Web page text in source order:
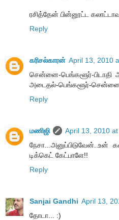
ரசித்தேன் பின்னூட்ட
Reply
க‌ரிச‌ல்கார‌ன் April 13, 2010
சென்னை‍‍‍‍‍-பெங்க‌ளூர்-பிடாதி
அடைத‌ல்-பெங்க‌ளூர்-சென்னை-
Reply
மணிஜி
April 13, 2010
நேசா...அனுப்பிடுவேன்..உன்
டிக்கெட் கேட்பாளே!!
Reply
Sanjai Gandhi April 13,
தோடா... :)